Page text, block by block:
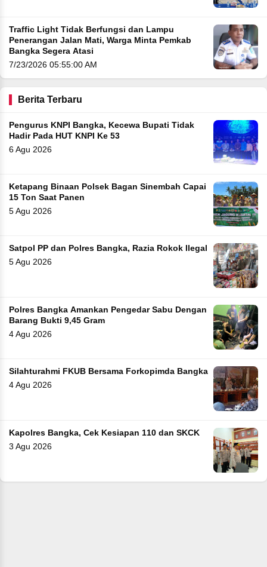
Traffic Light Tidak Berfungsi dan Lampu
Penerangan Jalan Mati, Warga Minta Pemkab
Bangka Segera Atasi
7/23/2026 05:55:00 AM
Berita Terbaru
Pengurus KNPI Bangka, Kecewa Bupati Tidak
Hadir Pada HUT KNPI Ke 53
6 Agu 2026
Ketapang Binaan Polsek Bagan Sinembah Capai
15 Ton Saat Panen
5 Agu 2026
Satpol PP dan Polres Bangka, Razia Rokok Ilegal
5 Agu 2026
Polres Bangka Amankan Pengedar Sabu Dengan
Barang Bukti 9,45 Gram
4 Agu 2026
Silahturahmi FKUB Bersama Forkopimda Bangka
4 Agu 2026
Kapolres Bangka, Cek Kesiapan 110 dan SKCK
3 Agu 2026